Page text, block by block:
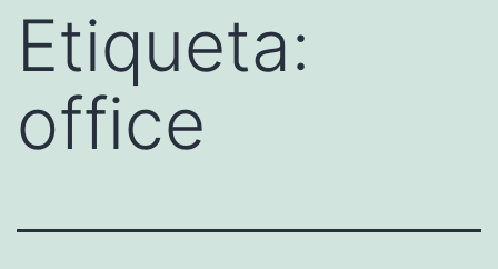
Etiqueta:
office